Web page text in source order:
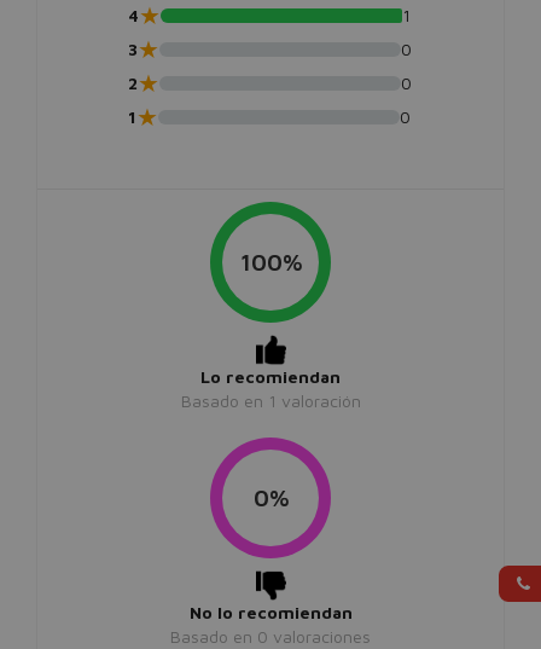
4★
1
3★
0
2★
0
1★ 0
100%
Lo recomiendan
Basado en 1 valoración
0%
No lo recomiendan
Basado en 0 valoraciones